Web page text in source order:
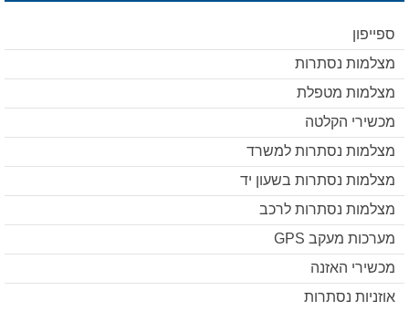
ספייפון
מצלמות נסתרות
מצלמות מטפלת
מכשירי הקלטה
מצלמות נסתרות למשרד
מצלמות נסתרות בשעון יד
מצלמות נסתרות לרכב
מערכות מעקב GPS
מכשירי האזנה
אוזניות נסתרות